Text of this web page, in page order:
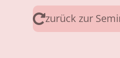
zurück zur